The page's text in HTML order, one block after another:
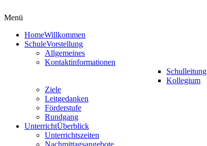
Menü
HomeWillkommen
SchuleVorstellung
Allgemeines
Kontaktinformationen
Schulleitung
Kollegium
Ziele
Leitgedanken
Förderstufe
Rundgang
UnterrichtÜberblick
Unterrichtszeiten
Nachmittagsangebote